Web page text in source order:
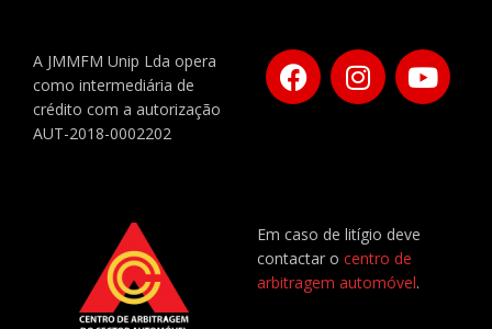
A JMMFM Unip Lda opera
como intermediária de
crédito com a autorização
AUT-2018-0002202
Em caso de litígio deve
contactar o centro de
arbitragem automóvel.